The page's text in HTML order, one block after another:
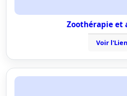
Zoothérapie et
Voir l'Lien